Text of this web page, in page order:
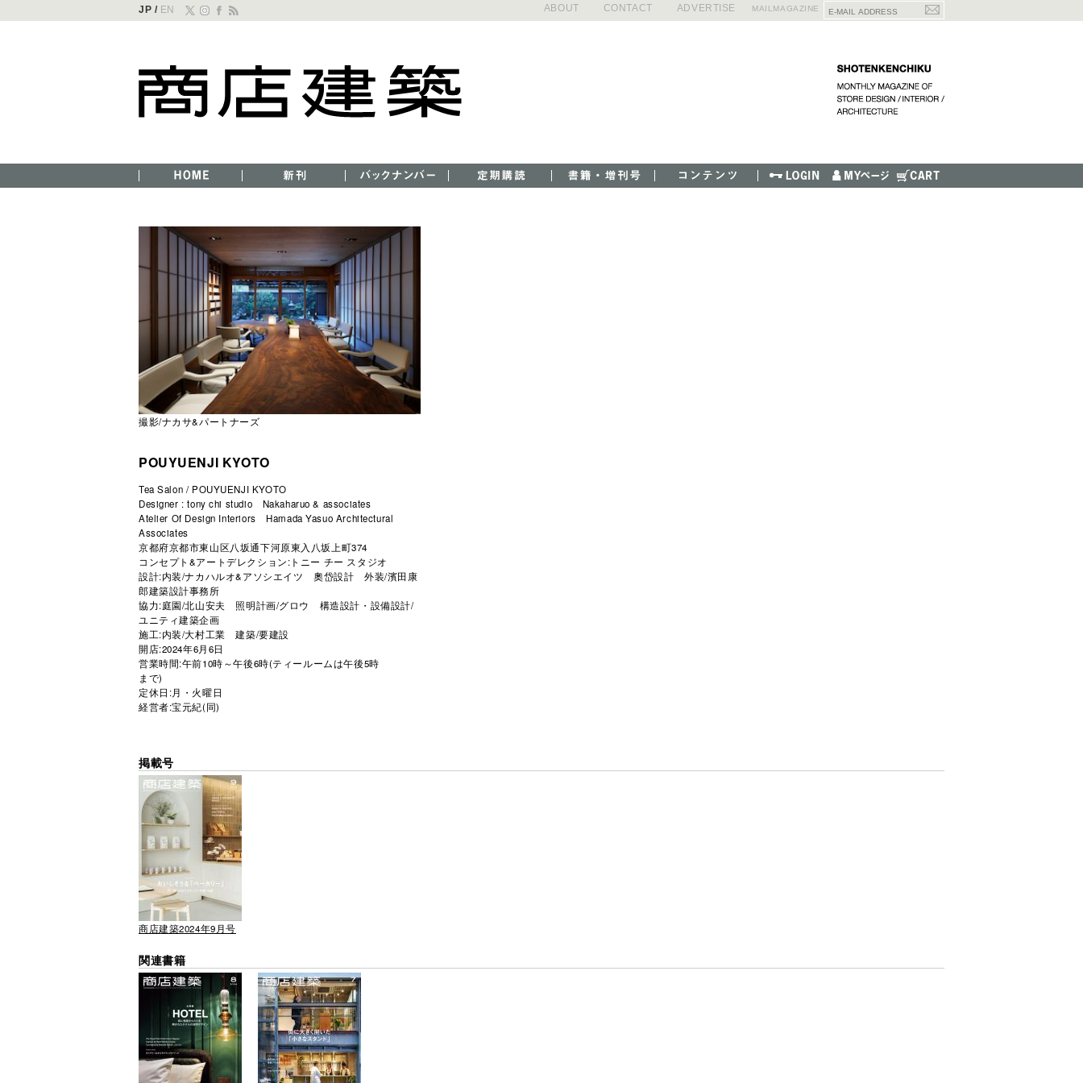
JP / EN ABOUT CONTACT ADVERTISE MAILMAGAZINE
撮影/ナカサ&パートナーズ
POUYUENJI KYOTO
Tea Salon / POUYUENJI KYOTO
Designer : tony chi studio Nakaharuo & associates
Atelier Of Design Interiors Hamada Yasuo Architectural
Associates
京都府京都市東山区八坂通下河原東入八坂上町374
コンセプト&アートデレクション:トニー チー スタジオ
設計:内装/ナカハルオ&アソシエイツ 奧岱設計 外装/濱田康
郎建築設計事務所
協力:庭園/北山安夫 照明計画/グロウ 構造設計・設備設計/
ユニティ建築企画
施工:内装/大村工業 建築/要建設
開店:2024年6月6日
営業時間:午前10時～午後6時(ティールームは午後5時
まで)
定休日:月・火曜日
経営者:宝元紀(同)
掲載号
商店建築2024年9月号
関連書籍